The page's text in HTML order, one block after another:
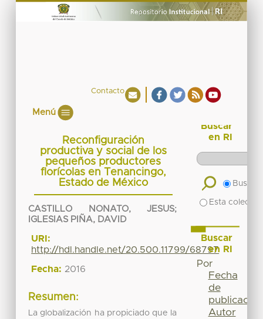
Contacto
Menú
Reconfiguración
productiva y social de los
pequeños productores
florícolas en Tenancingo,
Estado de México
CASTILLO NONATO, JESUS;
IGLESIAS PIÑA, DAVID
URI:
http://hdl.handle.net/20.500.11799/68797
Fecha: 2016
Resumen:
La globalización ha propiciado que la
Buscar
en RI
Buscar
Esta
Buscar
en RI
Por
Fecha
de
publicación
Autor